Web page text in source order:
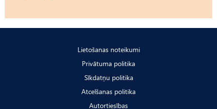
Lietošanas noteikumi
Privātuma politika
Sīkdatņu politika
Atcelšanas politika
Autortiesības